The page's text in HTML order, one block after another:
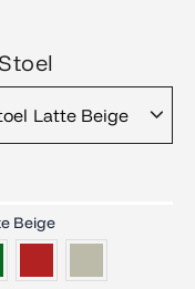
Latte Beige
Beige